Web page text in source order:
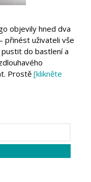
objevily hned dva
přinést uživateli vše
do bastlení a
Prostě [klikněte